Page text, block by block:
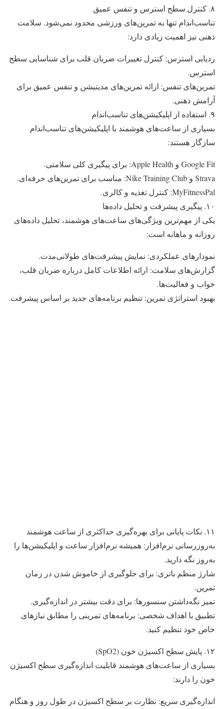
۸. کنترل سطح استرس و تنفس عمیق
تناسب‌اندام تنها به تمرین‌های ورزشی محدود نمی‌شود. سلامت
ذهنی نیز اهمیت زیادی دارد:
ردیابی استرس: کنترل تغییرات ضربان قلب برای شناسایی سطح
استرس.
تمرین‌های تنفس: ارائه تمرین‌های مدیتیشن و تنفس عمیق برای
آرامش ذهنی.
۹. استفاده از اپلیکیشن‌های تناسب‌اندام
بسیاری از ساعت‌های هوشمند با اپلیکیشن‌های تناسب‌اندام
سازگار هستند:
Google Fit و Apple Health: برای پیگیری کلی سلامتی.
Strava و Nike Training Club: مناسب برای تمرین‌های حرفه‌ای.
MyFitnessPal: کنترل تغذیه و کالری.
۱۰. پیگیری پیشرفت و تحلیل داده‌ها
یکی از مهم‌ترین ویژگی‌های ساعت‌های هوشمند، تحلیل داده‌های
روزانه و ماهانه است:
نمودارهای عملکردی: نمایش پیشرفت‌های طولانی‌مدت.
گزارش‌های سلامت: ارائه اطلاعات کامل درباره ضربان قلب،
خواب و فعالیت‌ها.
بهبود استراتژی تمرین: تنظیم برنامه‌های جدید بر اساس پیشرفت.
۱۱. نکات پایانی برای بهره‌گیری حداکثری از ساعت هوشمند
به‌روزرسانی نرم‌افزار: همیشه نرم‌افزار ساعت و اپلیکیشن‌ها را
به‌روز نگه دارید.
شارژ منظم باتری: برای جلوگیری از خاموش شدن در زمان
تمرین.
تمیز نگه‌داشتن سنسورها: برای دقت بیشتر در اندازه‌گیری.
تطبیق با اهداف شخصی: برنامه‌های تمرینی را مطابق نیازهای
خاص خود تنظیم کنید.
۱۲. پایش سطح اکسیژن خون (SpO2)
بسیاری از ساعت‌های هوشمند قابلیت اندازه‌گیری سطح اکسیژن
خون را دارند:
اندازه‌گیری سریع: نظارت بر سطح اکسیژن در طول روز و هنگام